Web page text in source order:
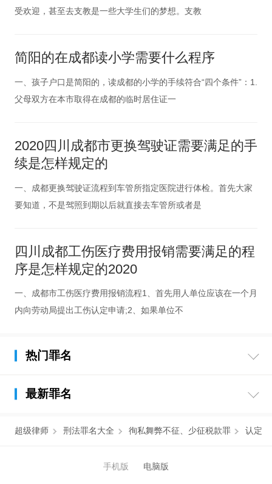
受欢迎，甚至去支教是一些大学生们的梦想。支教
简阳的在成都读小学需要什么程序
一、孩子户口是简阳的，读成都的小学的手续符合“四个条件”：1.
父母双方在本市取得在成都的临时居住证一
2020四川成都市更换驾驶证需要满足的手
续是怎样规定的
一、成都更换驾驶证流程到车管所指定医院进行体检。首先大家
要知道，不是驾照到期以后就直接去车管所或者是
四川成都工伤医疗费用报销需要满足的程
序是怎样规定的2020
一、成都市工伤医疗费用报销流程1、首先用人单位应该在一个月
内向劳动局提出工伤认定申请;2、如果单位不
热门罪名
最新罪名
超级律师 刑法罪名大全 徇私舞弊不征、少征税款罪 认定
手机版 电脑版